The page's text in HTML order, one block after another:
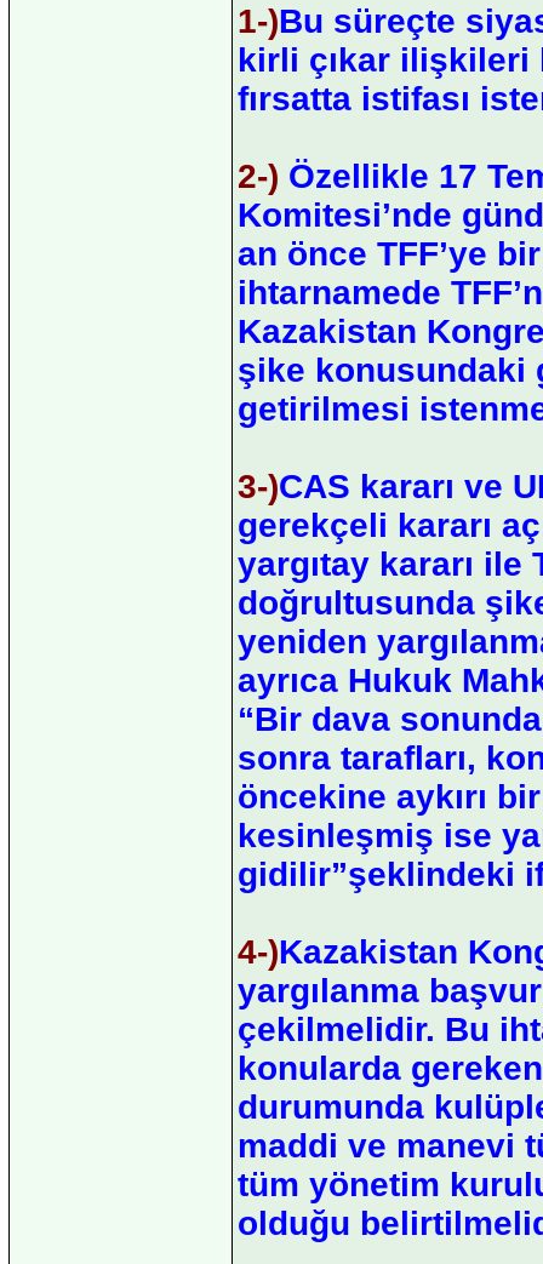
1-)Bu süreçte
kirli çıkar ilişkileri
fırsatta istifası
2-) Özellikle 17
Komitesi’nde
an önce TFF’ye
ihtarnamede
Kazakistan
şike konusundaki
getirilmesi
3-)CAS kararı ve
gerekçeli kararı
yargıtay kararı
doğrultusunda
yeniden
ayrıca Hukuk
“Bir dava
sonra tarafları,
öncekine aykırı
kesinleşmiş ise
gidilir”şeklindeki
4-)Kazakistan
yargılanma
çekilmelidir. Bu
konularda
durumunda
maddi ve manevi
tüm yönetim
olduğu